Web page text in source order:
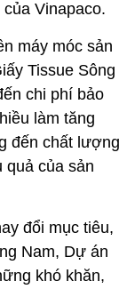
Vinapaco.
máy móc sản
Tissue Sông
chi phí bảo
làm tăng
đến chất lượng
quả của sản
đổi mục tiêu,
Nam, Dự án
khó khăn,